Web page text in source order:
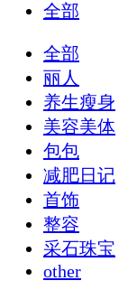
全部
全部
丽人
养生瘦身
美容美体
包包
减肥日记
首饰
整容
采石珠宝
other